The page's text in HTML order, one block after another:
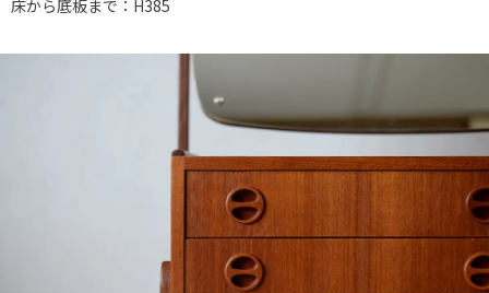
床から底板まで：H385